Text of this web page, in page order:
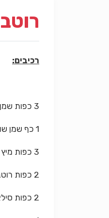
רכיבים:
3 כפות שמן זית
1 כף שמן שומשום
3 כפות מיץ לימון
2 כפות רוטב סויה
2 כפות סילאן (דבש תמרים)